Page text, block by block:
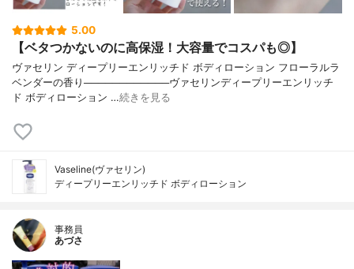
5.00
【ベタつかないのに高保湿！大容量でコスパも◎】
ヴァセリン ディープリーエンリッチド ボディローション フローラルラ
ベンダーの香り────────────ヴァセリンディープリーエンリッチ
ド ボディローション …続きを見る
Vaseline(ヴァセリン)
ディープリーエンリッチド ボディローション
事務員
あづさ